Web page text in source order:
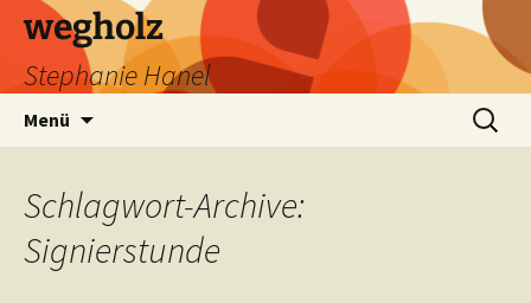
wegholz
Stephanie Hanel
Menü
Suchen
nach:
Schlagwort-Archive:
Signierstunde